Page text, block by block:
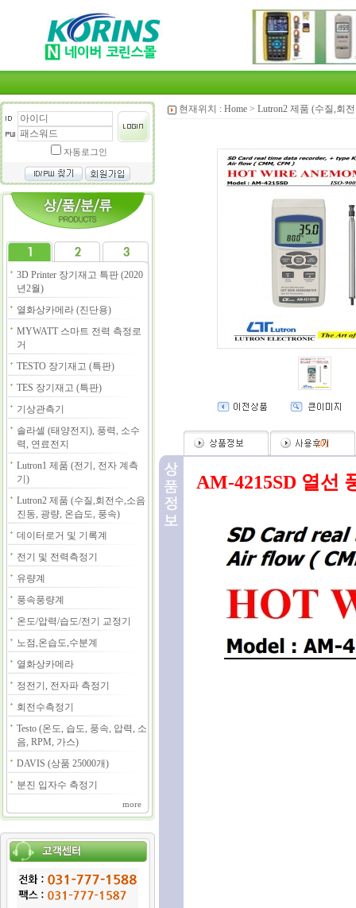
자동로그인
3D Printer 장기재고 특판 (2020
년2월)
열화상카메라 (진단용)
MYWATT 스마트 전력 측정로
거
TESTO 장기재고 (특판)
TES 장기재고 (특판)
기상관측기
솔라셀 (태양전지), 풍력, 소수
력, 연료전지
Lutron1 제품 (전기, 전자 계측
기)
Lutron2 제품 (수질,회전수,소음
진동, 광량, 온습도, 풍속)
데이터로거 및 기록계
전기 및 전력측정기
유량계
풍속풍량계
온도/압력/습도/전기 교정기
노점,온습도,수분계
열화상카메라
정전기, 전자파 측정기
회전수측정기
Testo (온도, 습도, 풍속, 압력, 소
음, RPM, 가스)
DAVIS (상품 25000개)
분진 입자수 측정기
more
현재위치 : Home > Lutron2 제품 (수질,회
(0)
AM-4215SD 열선